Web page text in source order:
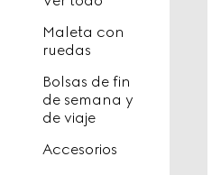
Maleta con
ruedas
Bolsas de fin
de semana y
de viaje
Accesorios